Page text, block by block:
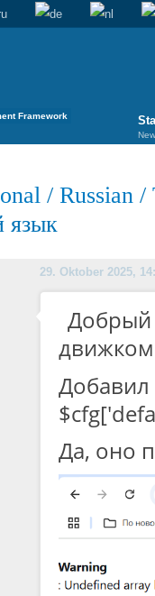
Framework
/ Russian /
язык
29. Oktober 2025,
движком
Да, оно